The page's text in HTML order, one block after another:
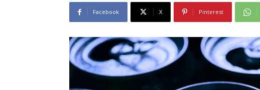
Facebook X Pinterest